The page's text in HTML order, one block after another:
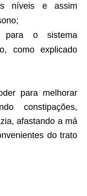
níveis e assim
para o sistema
como explicado
para melhorar
constipações,
afastando a má
do trato